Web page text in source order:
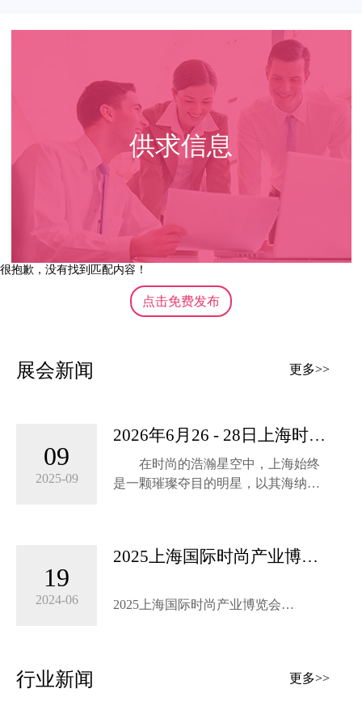
供求信息
很抱歉，没有找到匹配内容！
点击免费发布
展会新闻 更多>>
09
2025-09
2026年6月26 - 28日上海时尚
产业展：开启时尚新纪元
在时尚的浩瀚星空中，上海始终
是一颗璀璨夺目的明星，以其海纳百
至，于上海世博展览馆盛大启幕，一
将拉开帷幕。
上海世博展览馆作为本次展会的
19
2024-06
2025上海国际时尚产业博览
2025上海国际时尚产业博览会
尚箱包展|时尚鞋靴展|时尚智造展
行业新闻 更多>>